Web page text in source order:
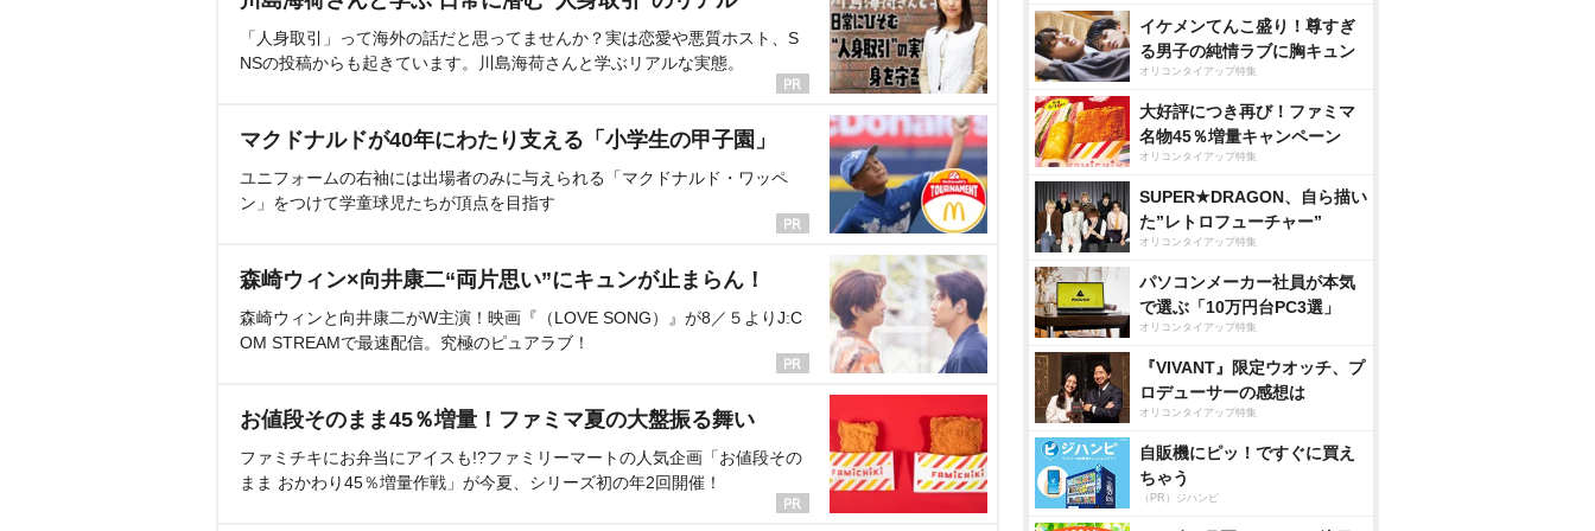
「人身取引」って海外の話だと思ってませんか？実は恋愛や悪質ホスト、S
NSの投稿からも起きています。川島海荷さんと学ぶリアルな実態。
マクドナルドが40年にわたり支える「小学生の甲子園」
ユニフォームの右袖には出場者のみに与えられる「マクドナルド・ワッペ
ン」をつけて学童球児たちが頂点を目指す
森崎ウィン×向井康二“両片思い”にキュンが止まらん！
森崎ウィンと向井康二がW主演！映画『（LOVE SONG）』が8／５よりJ:C
OM STREAMで最速配信。究極のピュアラブ！
お値段そのまま45％増量！ファミマ夏の大盤振る舞い
ファミチキにお弁当にアイスも!?ファミリーマートの人気企画「お値段その
まま おかわり45％増量作戦」が今夏、シリーズ初の年2回開催！
イケメンてんこ盛り！尊すぎ
る男子の純情ラブに胸キュン
オリコンタイアップ特集
大好評につき再び！ファミマ
名物45％増量キャンペーン
オリコンタイアップ特集
SUPER★DRAGON、自ら描い
た”レトロフューチャー”
オリコンタイアップ特集
パソコンメーカー社員が本気
で選ぶ「10万円台PC3選」
オリコンタイアップ特集
『VIVANT』限定ウオッチ、プ
ロデューサーの感想は
オリコンタイアップ特集
自販機にピッ！ですぐに買え
ちゃう
（PR）ジハンピ